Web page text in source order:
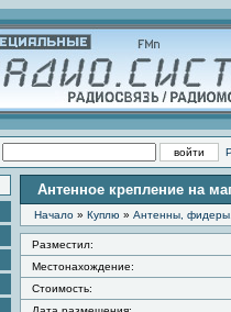
Антенное крепление на
Начало » Куплю » Антенны,
Разместил:
Местонахождение:
Стоимость: